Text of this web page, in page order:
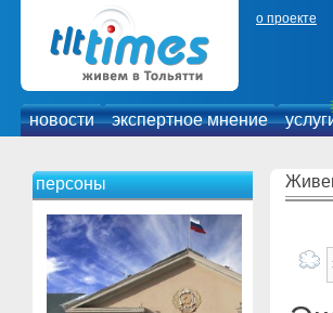
о проекте
новости экспертное мнение
персоны